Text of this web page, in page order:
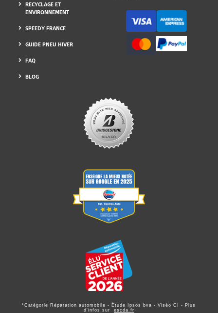
RECYCLAGE ET
ENVIRONNEMENT
SPEEDY FRANCE
GUIDE PNEU HIVER
FAQ
BLOG
*Catégorie Réparation automobile - Étude Ipsos bva - Viséo CI - Plus
d'infos sur escda.fr